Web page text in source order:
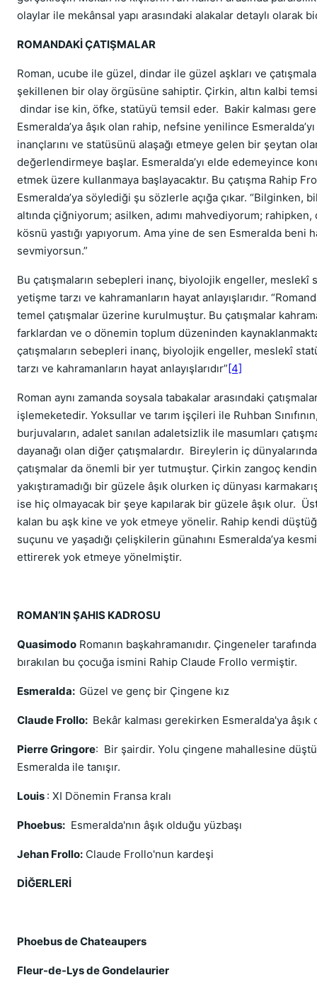
olaylar ile mekânsal yapı arasındaki alakalar detaylı olarak
ROMANDAKİ ÇATIŞMALAR
Roman, ucube ile güzel, dindar ile güzel aşkları ve
şekillenen bir olay örgüsüne sahiptir. Çirkin, altın kalbi
dindar ise kin, öfke, statüyü temsil eder. Bakir kalması
Esmeralda’ya âşık olan rahip, nefsine yenilince
inançlarını ve statüsünü alaşağı etmeye gelen bir şeytan
değerlendirmeye başlar. Esmeralda’yı elde edemeyince
etmek üzere kullanmaya başlayacaktır. Bu çatışma Rahip
Esmeralda’ya söylediği şu sözlerle açığa çıkar. “Bilginken,
altında çiğniyorum; asilken, adımı mahvediyorum; rahipken,
kösnü yastığı yapıyorum. Ama yine de sen Esmeralda beni
sevmiyorsun.”
Bu çatışmaların sebepleri inanç, biyolojik engeller, meslekî
yetişme tarzı ve kahramanların hayat anlayışlarıdır.
temel çatışmalar üzerine kurulmuştur. Bu çatışmalar
farklardan ve o dönemin toplum düzeninden
çatışmaların sebepleri inanç, biyolojik engeller, meslekî
tarzı ve kahramanların hayat anlayışlarıdır”[4]
Roman aynı zamanda soysala tabakalar arasındaki
işlemeketedir. Yoksullar ve tarım işçileri ile Ruhban
burjuvaların, adalet sanılan adaletsizlik ile masumları
dayanağı olan diğer çatışmalardır. Bireylerin iç dünyalarında
çatışmalar da önemli bir yer tutmuştur. Çirkin zangoç
yakıştıramadığı bir güzele âşık olurken iç dünyası
ise hiç olmayacak bir şeye kapılarak bir güzele âşık olur.
kalan bu aşk kine ve yok etmeye yönelir. Rahip kendi
suçunu ve yaşadığı çelişkilerin günahını Esmeralda’ya
ettirerek yok etmeye yönelmiştir.
ROMAN’IN ŞAHIS KADROSU
Quasimodo Romanın başkahramanıdır. Çingeneler
bırakılan bu çocuğa ismini Rahip Claude Frollo vermiştir.
Esmeralda: Güzel ve genç bir Çingene kız
Claude Frollo: Bekâr kalması gerekirken Esmeralda'ya âşık
Pierre Gringore: Bir şairdir. Yolu çingene mahallesine
Esmeralda ile tanışır.
Louis : XI Dönemin Fransa kralı
Phoebus: Esmeralda'nın âşık olduğu yüzbaşı
Jehan Frollo: Claude Frollo'nun kardeşi
DİĞERLERİ
Phoebus de Chateaupers
Fleur-de-Lys de Gondelaurier